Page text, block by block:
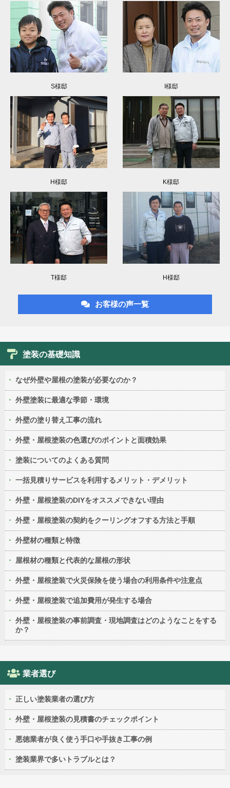
S様邸 I様邸
H様邸 K様邸
T様邸 H様邸
お客様の声一覧
塗装の基礎知識
なぜ外壁や屋根の塗装が必要なのか？
外壁塗装に最適な季節・環境
外壁の塗り替え工事の流れ
外壁・屋根塗装の色選びのポイントと面積効果
塗装についてのよくある質問
一括見積りサービスを利用するメリット・デメリット
外壁・屋根塗装のDIYをオススメできない理由
外壁・屋根塗装の契約をクーリングオフする方法と手順
外壁材の種類と特徴
屋根材の種類と代表的な屋根の形状
外壁・屋根塗装で火災保険を使う場合の利用条件や注意点
外壁・屋根塗装で追加費用が発生する場合
外壁・屋根塗装の事前調査・現地調査はどのようなことをする
か？
業者選び
正しい塗装業者の選び方
外壁・屋根塗装の見積書のチェックポイント
悪徳業者が良く使う手口や手抜き工事の例
塗装業界で多いトラブルとは？